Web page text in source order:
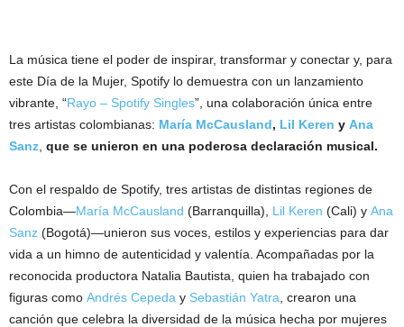
La música tiene el poder de inspirar, transformar y conectar y, para
este Día de la Mujer, Spotify lo demuestra con un lanzamiento
vibrante, “Rayo – Spotify Singles”, una colaboración única entre
tres artistas colombianas: María McCausland, Lil Keren y Ana
Sanz que se unieron en una poderosa declaración musical.
Con el respaldo de Spotify, tres artistas de distintas regiones de
Colombia—María McCausland (Barranquilla), Lil Keren (Cali) y Ana
Sanz (Bogotá)—unieron sus voces, estilos y experiencias para dar
vida a un himno de autenticidad y valentía. Acompañadas por la
reconocida productora Natalia Bautista, quien ha trabajado con
figuras como Andrés Cepeda y Sebastián Yatra , crearon una
canción que celebra la diversidad de la música hecha por mujeres